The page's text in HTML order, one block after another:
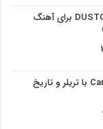
موزیک‌ویدیو جدید DUSTCELL برای آهنگ
انیمه Campfire Cooking 2 با تریلر و تاریخ